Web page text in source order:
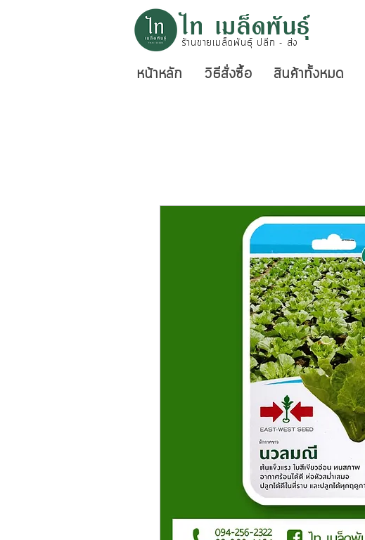
หน้าหลัก วิธีสั่งซื้อ สินค้าทั้งหมด
ไท เมล็ดพันธุ์
ร้านขายเมล็ดพันธุ์ ปลีก - ส่ง